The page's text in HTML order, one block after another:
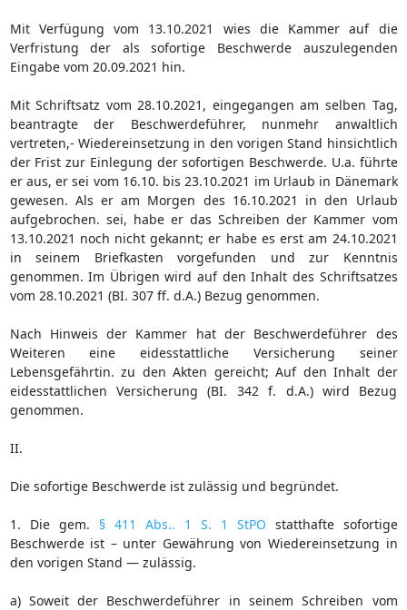
Mit Verfügung vom 13.10.2021 wies die Kammer auf die
Verfristung der als sofortige Beschwerde auszulegenden
Eingabe vom 20.09.2021 hin.
Mit Schriftsatz vom 28.10.2021, eingegangen am selben Tag,
beantragte der Beschwerdeführer, nunmehr anwaltlich
vertreten,- Wiedereinsetzung in den vorigen Stand hinsichtlich
der Frist zur Einlegung der sofortigen Beschwerde. U.a. führte
er aus, er sei vom 16.10. bis 23.10.2021 im Urlaub in Dänemark
gewesen. Als er am Morgen des 16.10.2021 in den Urlaub
aufgebrochen. sei, habe er das Schreiben der Kammer vom
13.10.2021 noch nicht gekannt; er habe es erst am 24.10.2021
in seinem Briefkasten vorgefunden und zur Kenntnis
genommen. Im Übrigen wird auf den Inhalt des Schriftsatzes
vom 28.10.2021 (BI. 307 ff. d.A.) Bezug genommen.
Nach Hinweis der Kammer hat der Beschwerdeführer des
Weiteren eine eidesstattliche Versicherung seiner
Lebensgefährtin. zu den Akten gereicht; Auf den Inhalt der
eidesstattlichen Versicherung (BI. 342 f. d.A.) wird Bezug
genommen.
II.
Die sofortige Beschwerde ist zulässig und begründet.
1. Die gem. § 411 Abs.. 1 S. 1 StPO statthafte sofortige
Beschwerde ist – unter Gewährung von Wiedereinsetzung in
den vorigen Stand — zulässig.
a) Soweit der Beschwerdeführer in seinem Schreiben vom